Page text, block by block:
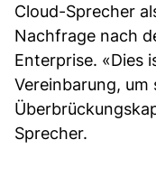
Cloud-Sprecher
Nachfrage nach
Enterprise. «Dies
Vereinbarung,
Sprecher.